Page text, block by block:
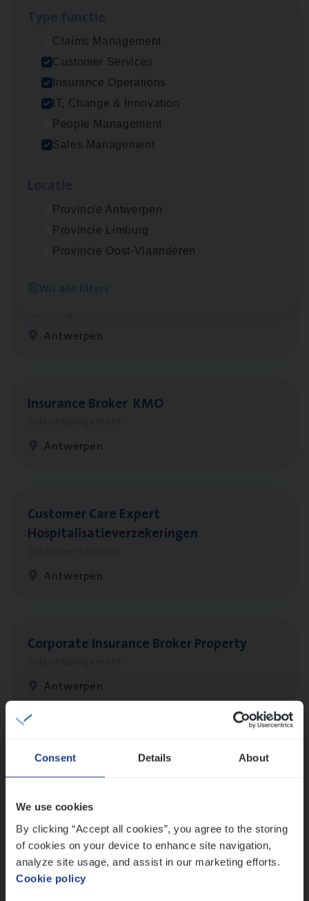
Consent Details About
We use cookies
By clicking “Accept all cookies”, you agree to the storing
of cookies on your device to enhance site navigation,
analyze site usage, and assist in our marketing efforts.
Cookie policy
Claims Management
Customer Services
Insurance Operations
IT, Change & Innovation
People Management
Sales Management
Provincie Antwerpen
Provincie Limburg
Provincie Oost-Vlaanderen
Wis alle filters
Dos­sier­be­heer­der ver­ze­ke­rin­gen — Soci­al
Pro­fit en Public
Insurance Operations
Antwerpen
Beveren
Test Ana­lyst
Antwerpen
Insu­ran­ce Bro­ker KMO
Antwerpen
Cus­to­mer Care Expert
Hospitalisatieverzekeringen
Antwerpen
Cor­po­ra­te Insu­ran­ce Bro­ker Property
Antwerpen
Busi­ness Mana­ger Mari­ne Cargo
Client Exe­cu­ti­ve Marine
Insurance Operations